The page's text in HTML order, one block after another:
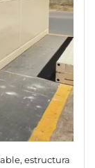
estructura